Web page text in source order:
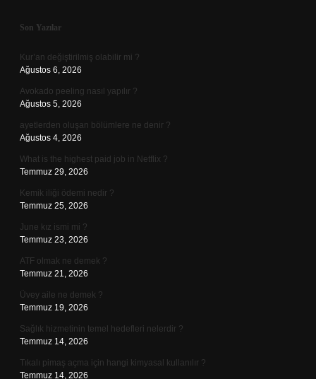
Sidebar
Son Yazılar
Kur’an değiştirilmiş olabilir mi ?
Ağustos 6, 2026
Avokado peeling nasıl yapılır ?
Ağustos 5, 2026
ayetlerden oluşan bölümlere ne denir ?
Ağustos 4, 2026
What is the highest paid job in Netflix ?
Temmuz 29, 2026
Kemik iliği ödemi nedir ?
Temmuz 25, 2026
June kız ismi mi ?
Temmuz 23, 2026
ATF olmak ne demek ?
Temmuz 21, 2026
Üvey aile ne demek ?
Temmuz 19, 2026
Sağlık hizmetinin temel hedefleri nelerdir ?
Temmuz 14, 2026
Tıkalı pimaş açma için hangi kimyasal kullanılır ?
Temmuz 14, 2026